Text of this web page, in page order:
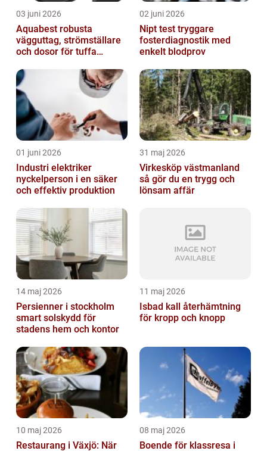
03 juni 2026
Aquabest robusta
vägguttag, strömställare
och dosor för tuffa
02 juni 2026
Nipt test tryggare
fosterdiagnostik med
enkelt blodprov
01 juni 2026
Industri elektriker
nyckelperson i en säker
och effektiv produktion
31 maj 2026
Virkesköp västmanland
så gör du en trygg och
lönsam affär
14 maj 2026
Persienner i stockholm
smart solskydd för
stadens hem och kontor
11 maj 2026
Isbad kall återhämtning
för kropp och knopp
10 maj 2026
Restaurang i Växjö: När
08 maj 2026
Boende för klassresa i